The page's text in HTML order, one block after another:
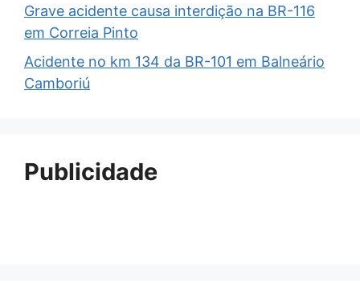
Grave acidente causa interdição na BR-116
em Correia Pinto
Acidente no km 134 da BR-101 em Balneário
Camboriú
Publicidade